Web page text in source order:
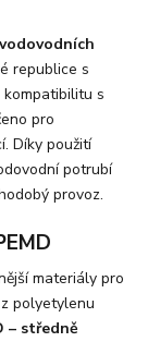
republice s
s
pro
Díky použití
potrubí
provoz.
materiály pro
polyetylenu
– středně